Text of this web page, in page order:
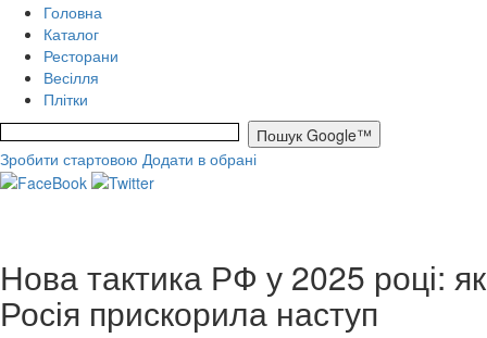
Головна
Каталог
Ресторани
Весілля
Плітки
Зробити стартовою Додати в обрані
Нова тактика РФ у 2025 році: як
Росія прискорила наступ